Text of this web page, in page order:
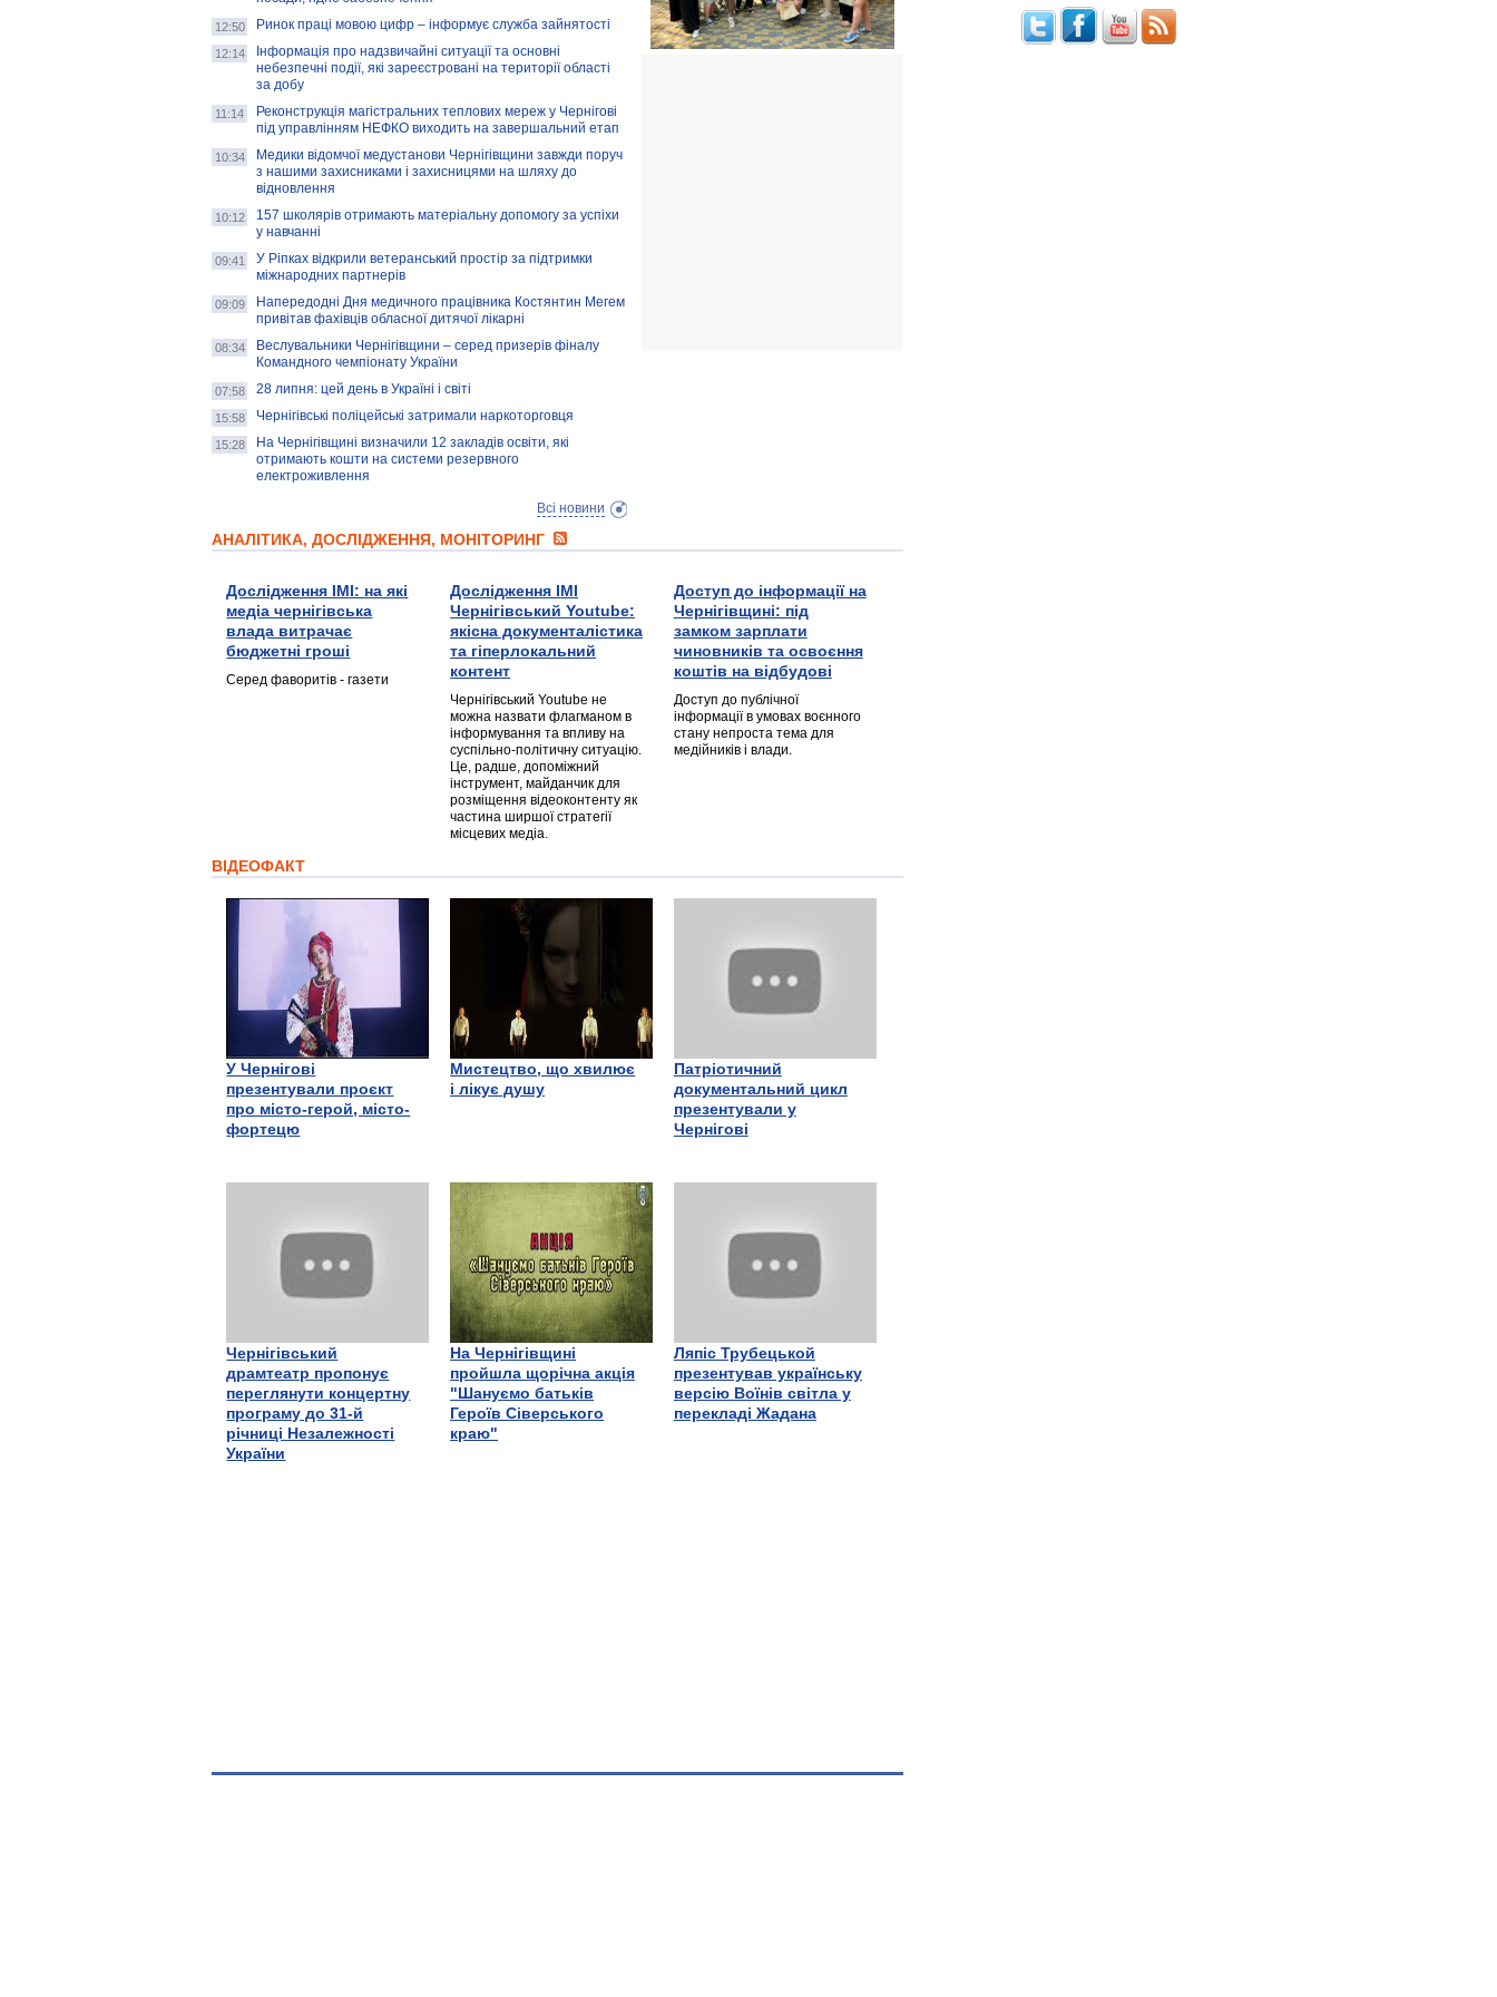
12:50 Ринок праці мовою цифр – інформує служба зайнятості
12:14
Інформація про надзвичайні ситуації та основні
небезпечні події, які зареєстровані на території області
за добу
11:14
Реконструкція магістральних теплових мереж у Чернігові
під управлінням НЕФКО виходить на завершальний етап
10:34
Медики відомчої медустанови Чернігівщини завжди поруч
з нашими захисниками і захисницями на шляху до
відновлення
10:12
157 школярів отримають матеріальну допомогу за успіхи
у навчанні
09:41
У Ріпках відкрили ветеранський простір за підтримки
міжнародних партнерів
09:09
Напередодні Дня медичного працівника Костянтин Мегем
привітав фахівців обласної дитячої лікарні
08:34
Веслувальники Чернігівщини – серед призерів фіналу
Командного чемпіонату України
07:58 28 липня: цей день в Україні і світі
15:58 Чернігівські поліцейські затримали наркоторговця
15:28
На Чернігівщині визначили 12 закладів освіти, які
отримають кошти на системи резервного
електроживлення
Всі новини
АНАЛІТИКА, ДОСЛІДЖЕННЯ, МОНІТОРИНГ
Дослідження ІМІ: на які
медіа чернігівська
влада витрачає
бюджетні гроші
Серед фаворитів - газети
Дослідження ІМІ
Чернігівський Youtube:
якісна документалістика
та гіперлокальний
контент
Чернігівський Youtube не
можна назвати флагманом в
інформування та впливу на
суспільно-політичну ситуацію.
Це, радше, допоміжний
інструмент, майданчик для
розміщення відеоконтенту як
частина ширшої стратегії
місцевих медіа.
Доступ до інформації на
Чернігівщині: під
замком зарплати
чиновників та освоєння
коштів на відбудові
Доступ до публічної
інформації в умовах воєнного
стану непроста тема для
медійників і влади.
ВІДЕОФАКТ
У Чернігові
презентували проєкт
про місто-герой, місто-
фортецю
Мистецтво, що хвилює
і лікує душу
Патріотичний
документальний цикл
презентували у
Чернігові
Чернігівський
драмтеатр пропонує
переглянути концертну
програму до 31-й
річниці Незалежності
України
На Чернігівщині
пройшла щорічна акція
"Шануємо батьків
Героїв Сіверського
краю"
Ляпіс Трубецькой
презентував українську
версію Воїнів світла у
перекладі Жадана